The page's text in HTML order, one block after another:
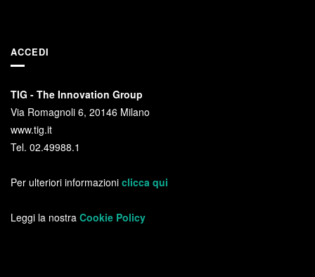
ACCEDI
TIG - The Innovation Group
Via Romagnoli 6, 20146 Milano
www.tig.it
Tel. 02.49988.1
Per ulteriori informazioni clicca qui
Leggi la nostra Cookie Policy